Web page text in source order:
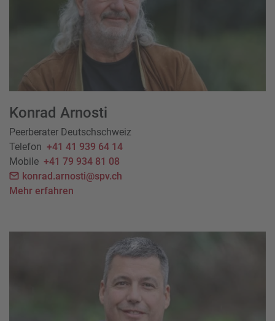
Konrad Arnosti
Peerberater Deutschschweiz
Telefon +41 41 939 64 14
Mobile +41 79 934 81 08
konrad.arnosti@spv.ch
Mehr erfahren